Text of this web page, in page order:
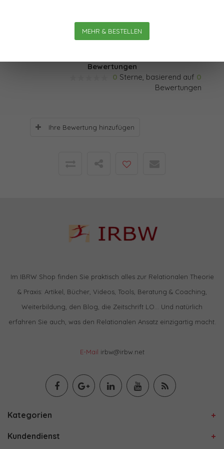
MEHR & BESTELLEN
"Unternehmenskultur-Kurs". Ein kritischer systemisch-
konstruktivistischer Blick auf die "Personalentwicklung."
Bewertungen
0 Sterne, basierend auf 0
Bewertungen
Ihre Bewertung hinzufügen
Im IBRW Shop finden Sie praktisch alles zur Relationalen Theorie
& Praxis: Artikel, Bücher, Videos, Tools, Beratung & Coaching,
Weiterbildung, den Blog, die Zeitschrift LO… Und natürlich
erfahren Sie auch, was den Relationalen Ansatz einzigartig macht.
E-Mail irbw@irbw.net
Kategorien
Kundendienst